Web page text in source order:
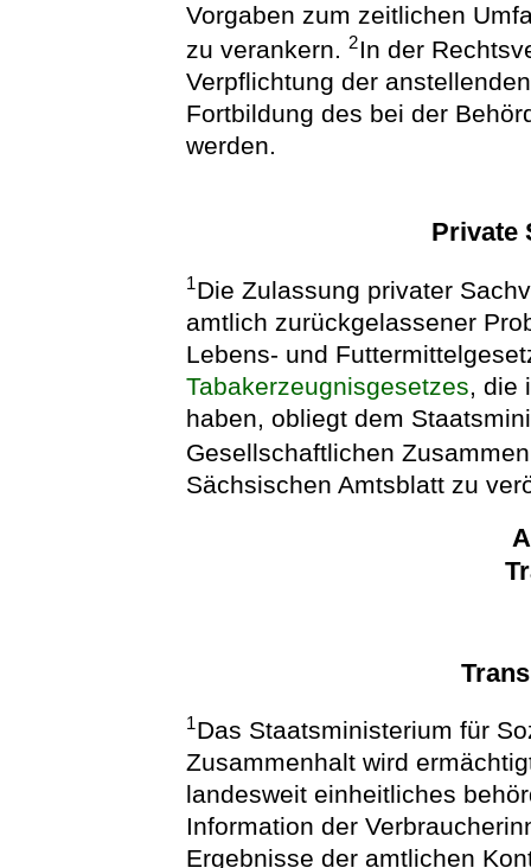
Vorgaben zum zeitlichen
zu verankern.2In der
Verpflichtung der
Fortbildung des bei der
werden.
Private
1Die Zulassung privater
amtlich zurückgelassener
Lebens- und
Tabakerzeugnisgesetzes, die
haben, obliegt dem
Gesellschaftlichen
Sächsischen Amtsblatt zu
1Das Staatsministerium für
Zusammenhalt wird
landesweit einheitliches
Information der
Ergebnisse der amtlichen